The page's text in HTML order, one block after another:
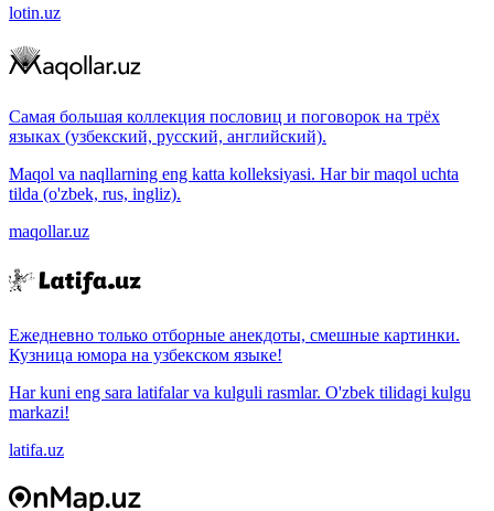
lotin.uz
Самая большая коллекция пословиц и поговорок на трёх
языках (узбекский, русский, английский).
Maqol va naqllarning eng katta kolleksiyasi. Har bir maqol uchta
tilda (o'zbek, rus, ingliz).
maqollar.uz
Ежедневно только отборные анекдоты, смешные картинки.
Кузница юмора на узбекском языке!
Har kuni eng sara latifalar va kulguli rasmlar. O'zbek tilidagi kulgu
markazi!
latifa.uz